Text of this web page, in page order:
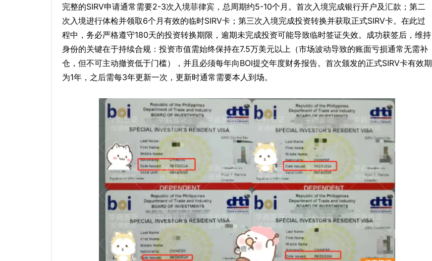
完整的SIRV申请通常需要2-3次入境菲律宾，总周期约5-10个月。首次入境完成银行开户及汇款；第二
次入境进行体检并领取6个月有效的临时SIRV卡；第三次入境完成投资转换并获取正式SIRV卡。在此过
程中，务必严格遵守180天的投资转换期限，逾期未完成投资可能导致临时签证失效。成功获签后，维持
身份的关键在于持续合规：投资市值需始终保持在7.5万美元以上（市场波动导致的账面亏损通常无需补
仓，但不可主动撤资低于门槛），并且必须每年向BOI提交年度财务报告。首次颁发的正式SIRV卡有效期
为1年，之后需每3年更新一次，更新时通常需要本人到场。